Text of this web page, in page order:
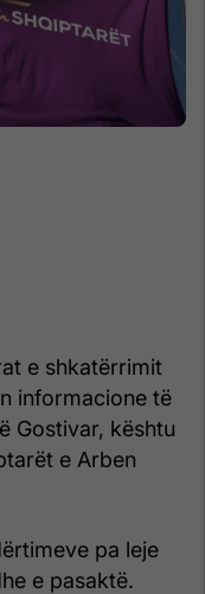
e shkatërrimit
informacione të
Gostivar, kështu
e Arben
pa leje
e pasaktë.